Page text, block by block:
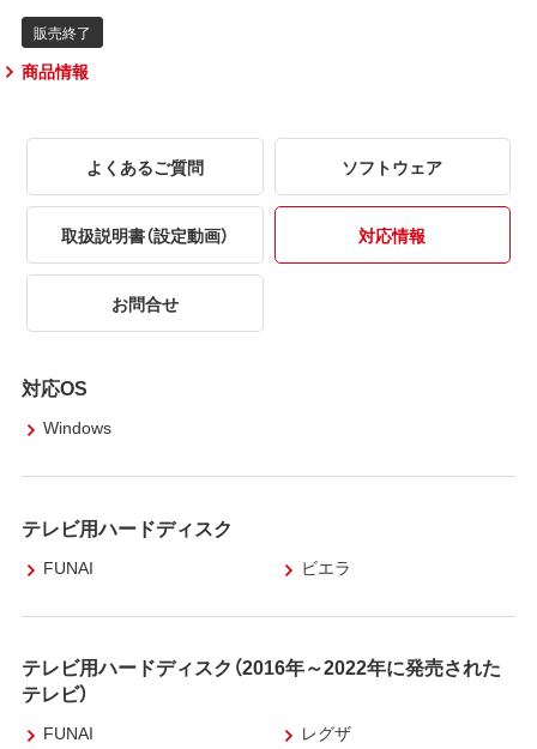
商品情報
よくあるご質問 ソフトウェア
取扱説明書（設定動画） 対応情報
お問合せ
対応OS
Windows
テレビ用ハードディスク
FUNAI ビエラ
テレビ用ハードディスク（2016年～2022年に発売された
テレビ）
FUNAI
レグザ